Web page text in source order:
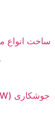
ساخت انواع
جوشکاری (SAW) یا زیر پودری چیست؟